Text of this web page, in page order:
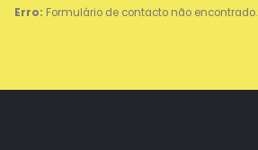
Erro: Formulário de contacto não encontrado.